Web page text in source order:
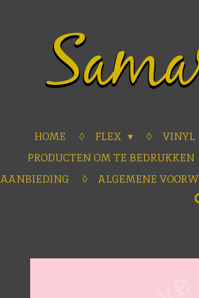
HOME FLEX VINYL
PRODUCTEN OM TE BEDRUKKEN
AANBIEDING
ALGEMENE